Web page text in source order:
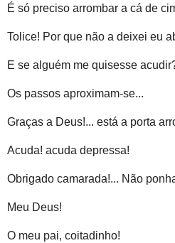
É só preciso arrombar a cá de
Tolice! Por que não a deixei eu
E se alguém me quisesse
Os passos aproximam-se...
Graças a Deus!... está a porta
Acuda! acuda depressa!
Obrigado camarada!... Não
Meu Deus!
O meu pai, coitadinho!